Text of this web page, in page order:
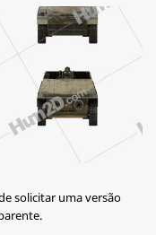
solicitar uma versão